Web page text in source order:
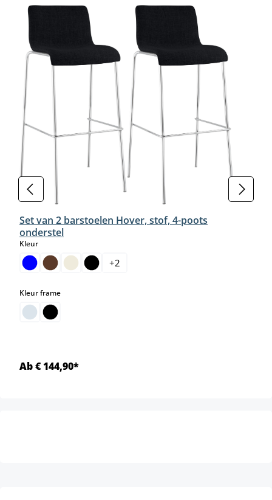
Set van 2 barstoelen Hover, stof, 4-poots
onderstel
Kleurselect
+2
Kleur frameselect
Ab € 144,90*